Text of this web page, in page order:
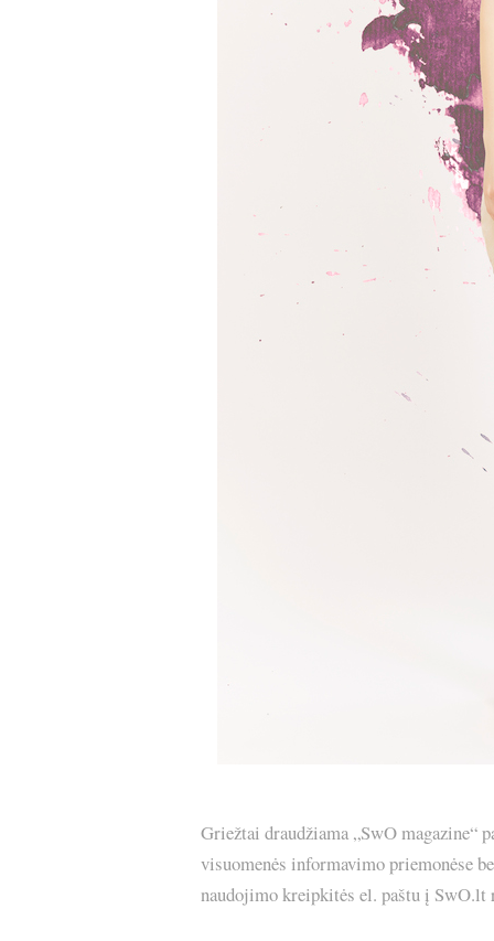
Griežtai draudžiama „SwO magazine“
visuomenės informavimo priemonėse
naudojimo kreipkitės el. paštu į